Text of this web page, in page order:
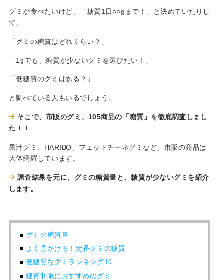
グミが食べたいけど、「糖質1日○○gまで！」と決めていたりし
て、
「グミの糖質はどれくらい？」
「1gでも、糖質が少ないグミを選びたい！」
「低糖質のグミはある？」
と調べている人もいるでしょう。
そこで、市販のグミ、105商品の「糖質」を徹底調査しまし
た！！
果汁グミ、HARIBO、フェットチーネグミなど、市販の商品は
大体網羅しています。
調査結果を元に、グミの糖質量と、糖質が少ないグミを紹介
します。
グミの糖質量
よく見かける！定番グミの糖質
低糖質なグミランキング10
糖質制限におすすめのグミ